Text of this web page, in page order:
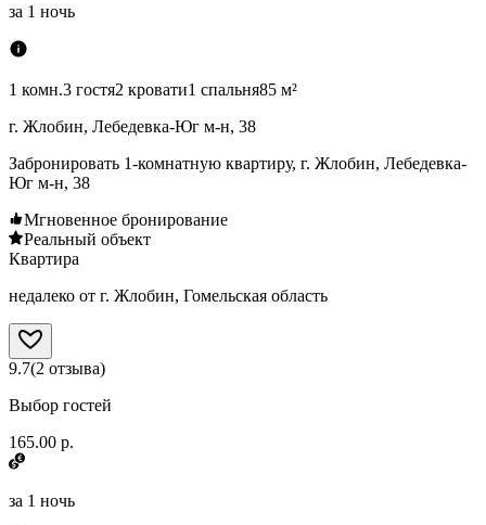
за 1 ночь
1 комн.3 гостя2 кровати1 спальня85 м²
г. Жлобин, Лебедевка-Юг м-н, 38
Забронировать 1-комнатную квартиру, г. Жлобин, Лебедевка-
Юг м-н, 38
Мгновенное бронирование
Реальный объект
Квартира
недалеко от г. Жлобин, Гомельская область
9.7(2 отзыва)
Выбор гостей
165.00 р.
за 1 ночь